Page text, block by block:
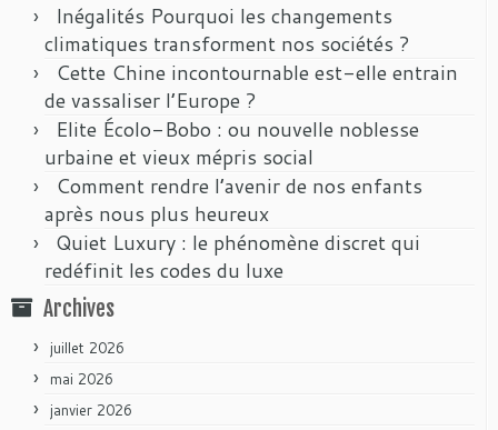
Inégalités Pourquoi les changements
climatiques transforment nos sociétés ?
Cette Chine incontournable est-elle entrain
de vassaliser l’Europe ?
Elite Écolo-Bobo : ou nouvelle noblesse
urbaine et vieux mépris social
Comment rendre l’avenir de nos enfants
après nous plus heureux
Quiet Luxury : le phénomène discret qui
redéfinit les codes du luxe
Archives
juillet 2026
mai 2026
janvier 2026